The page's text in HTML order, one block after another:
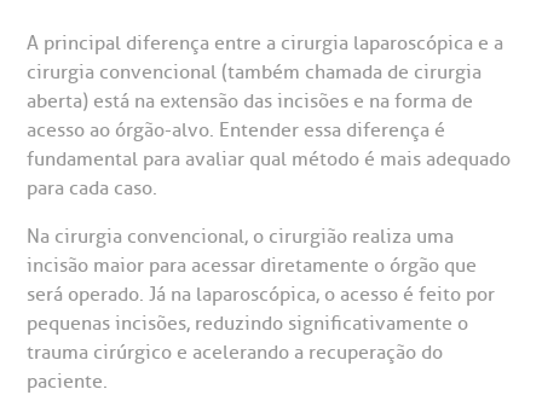
Endereço:
R. Martiniano de Carvalho, 965
CEP: 01323-001 | Bela Vista
Clínica Medicina da Mulher
Conosco
de Benchmarking
de Bioética
frequentes
de Sangue
A principal diferença entre a cirurgia laparoscópica e a
cirurgia convencional (também chamada de cirurgia
aberta) está na extensão das incisões e na forma de
acesso ao órgão-alvo. Entender essa diferença é
fundamental para avaliar qual método é mais adequado
para cada caso.
Na cirurgia convencional, o cirurgião realiza uma
incisão maior para acessar diretamente o órgão que
será operado. Já na laparoscópica, o acesso é feito por
pequenas incisões, reduzindo significativamente o
trauma cirúrgico e acelerando a recuperação do
paciente.